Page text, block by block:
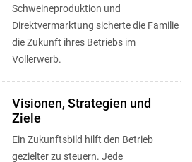
Schweineproduktion und
Direktvermarktung sicherte die Familie
die Zukunft ihres Betriebs im
Vollerwerb.
Visionen, Strategien und
Ziele
Ein Zukunftsbild hilft den Betrieb
gezielter zu steuern. Jede